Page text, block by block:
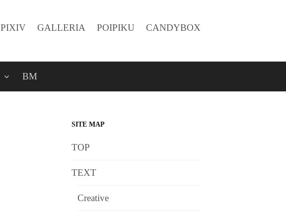
PIXIV GALLERIA POIPIKU CANDYBOX
BM
SITE MAP
TOP
TEXT
Creative